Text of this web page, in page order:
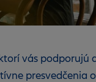
vás podporujú
presvedčenia